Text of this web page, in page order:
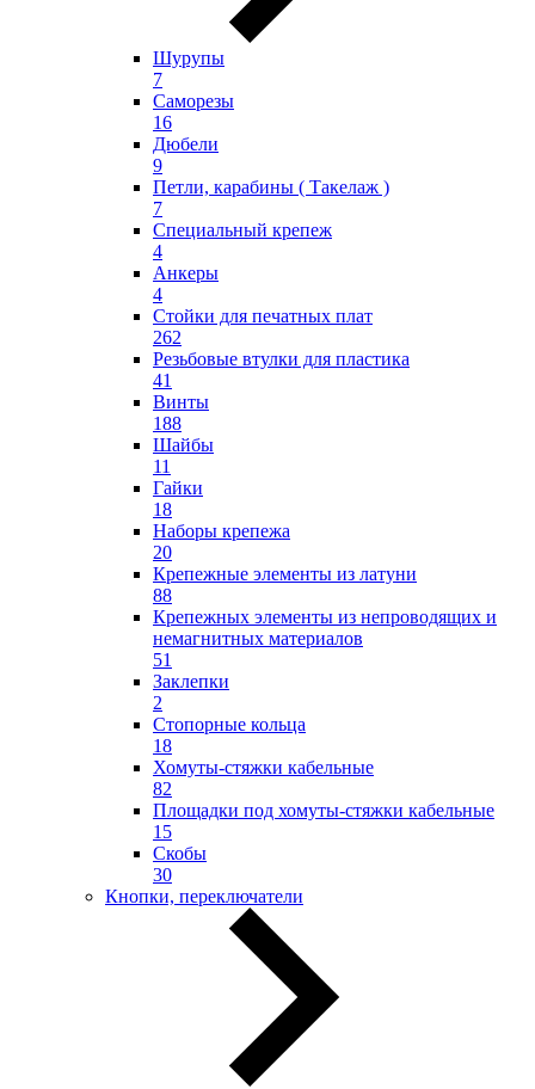
Шурупы
7
Саморезы
16
Дюбели
9
Петли, карабины ( Такелаж )
7
Специальный крепеж
4
Анкеры
4
Стойки для печатных плат
262
Резьбовые втулки для пластика
41
Винты
188
Шайбы
11
Гайки
18
Наборы крепежа
20
Крепежные элементы из латуни
88
Крепежных элементы из непроводящих и
немагнитных материалов
51
Заклепки
2
Стопорные кольца
18
Хомуты-стяжки кабельные
82
Площадки под хомуты-стяжки кабельные
15
Скобы
30
Кнопки, переключатели